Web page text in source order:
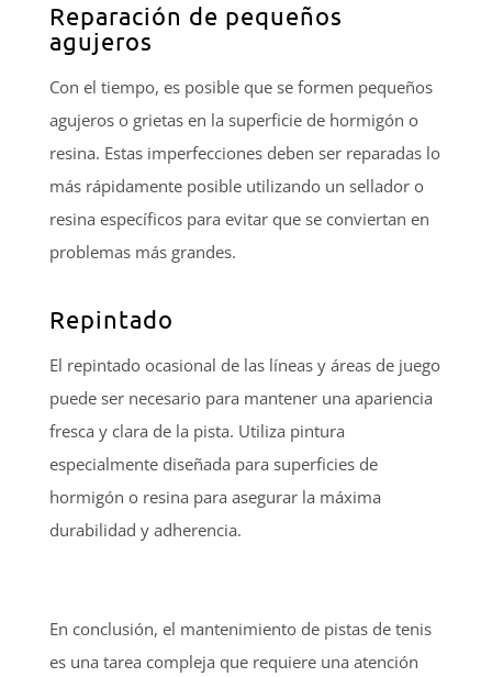
Reparación de pequeños
agujeros
Con el tiempo, es posible que se formen pequeños
agujeros o grietas en la superficie de hormigón o
resina. Estas imperfecciones deben ser reparadas lo
más rápidamente posible utilizando un sellador o
resina específicos para evitar que se conviertan en
problemas más grandes.
Repintado
El repintado ocasional de las líneas y áreas de juego
puede ser necesario para mantener una apariencia
fresca y clara de la pista. Utiliza pintura
especialmente diseñada para superficies de
hormigón o resina para asegurar la máxima
durabilidad y adherencia.
En conclusión, el mantenimiento de pistas de tenis
es una tarea compleja que requiere una atención